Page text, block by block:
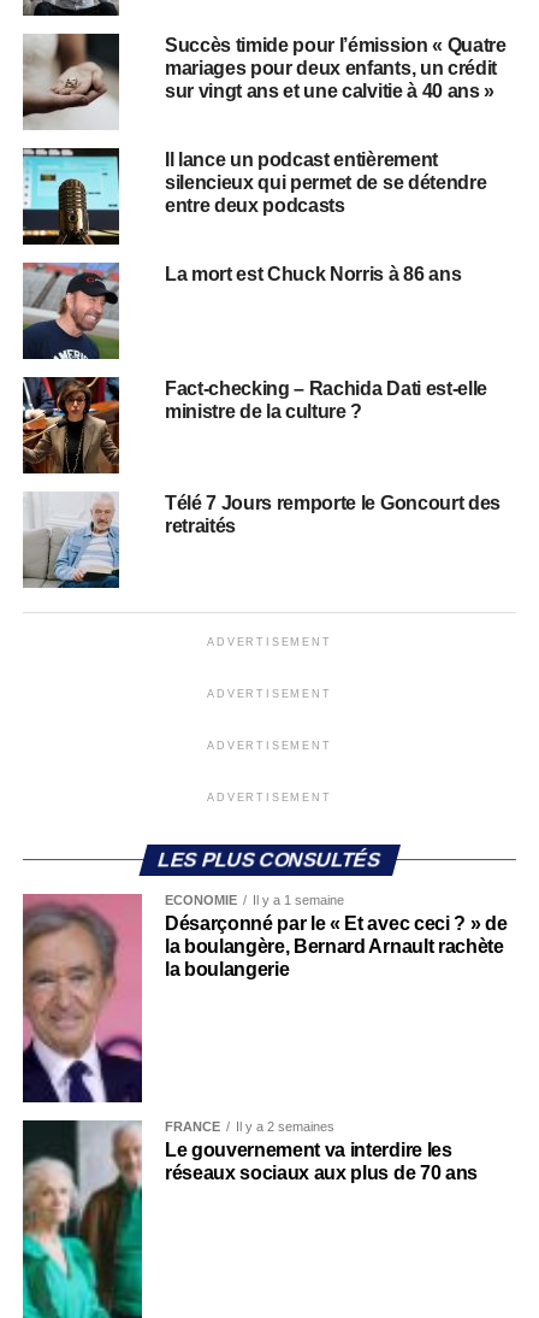
Succès timide pour l’émission « Quatre
mariages pour deux enfants, un crédit
sur vingt ans et une calvitie à 40 ans »
Il lance un podcast entièrement
silencieux qui permet de se détendre
entre deux podcasts
La mort est Chuck Norris à 86 ans
Fact-checking – Rachida Dati est-elle
ministre de la culture ?
Télé 7 Jours remporte le Goncourt des
retraités
ADVERTISEMENT
ADVERTISEMENT
ADVERTISEMENT
ADVERTISEMENT
LES PLUS CONSULTÉS
ECONOMIE Il y a 1 semaine
Désarçonné par le « Et avec ceci ? » de
la boulangère, Bernard Arnault rachète
la boulangerie
FRANCE Il y a 2 semaines
Le gouvernement va interdire les
réseaux sociaux aux plus de 70 ans